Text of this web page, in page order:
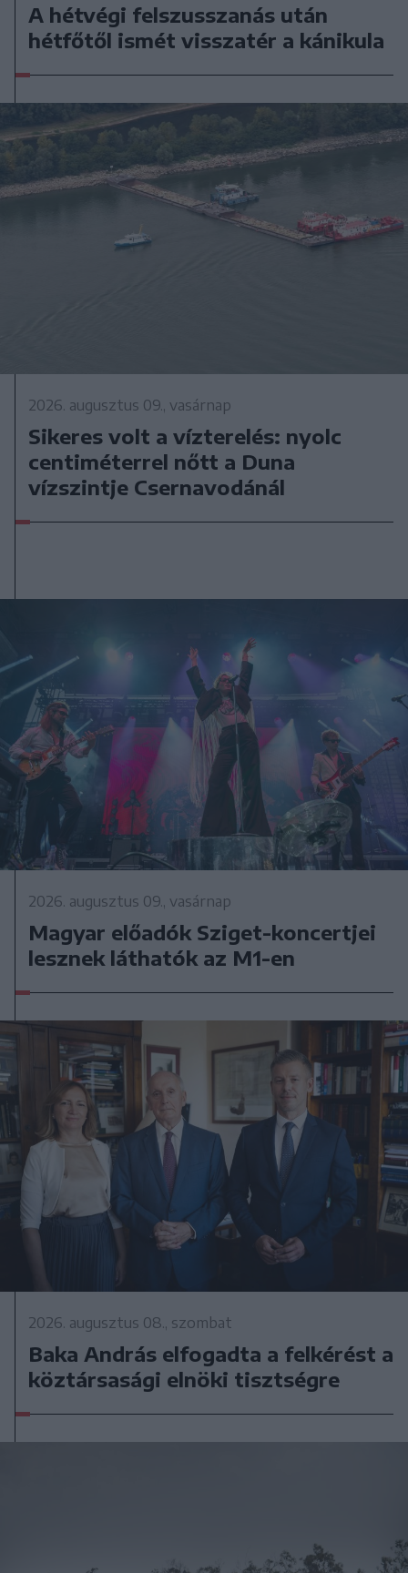
A hétvégi felszusszanás után
hétfőtől ismét visszatér a kánikula
2026. augusztus 09., vasárnap
Sikeres volt a vízterelés: nyolc
centiméterrel nőtt a Duna
vízszintje Csernavodánál
2026. augusztus 09., vasárnap
Magyar előadók Sziget-koncertjei
lesznek láthatók az M1-en
2026. augusztus 08., szombat
Baka András elfogadta a felkérést a
köztársasági elnöki tisztségre